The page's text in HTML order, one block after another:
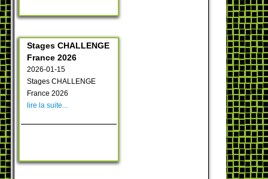
Stages CHALLENGE
France 2026
2026-01-15
Stages CHALLENGE
France 2026
lire la suite...